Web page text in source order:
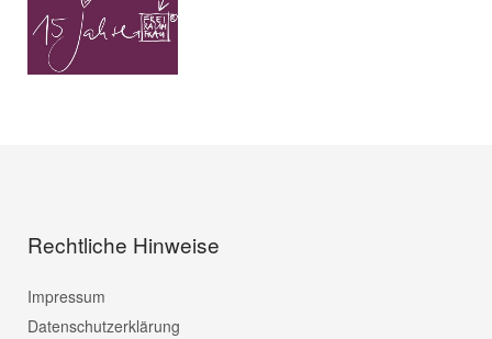
Rechtliche Hinweise
Impressum
Datenschutzerklärung